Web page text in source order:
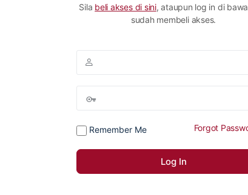
Sila beli akses di sini, ataupun log in di
sudah membeli akses.
Remember Me Forgot